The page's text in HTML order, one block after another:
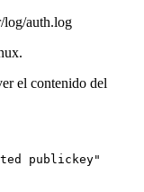
log/auth.log
el contenido del
publickey"